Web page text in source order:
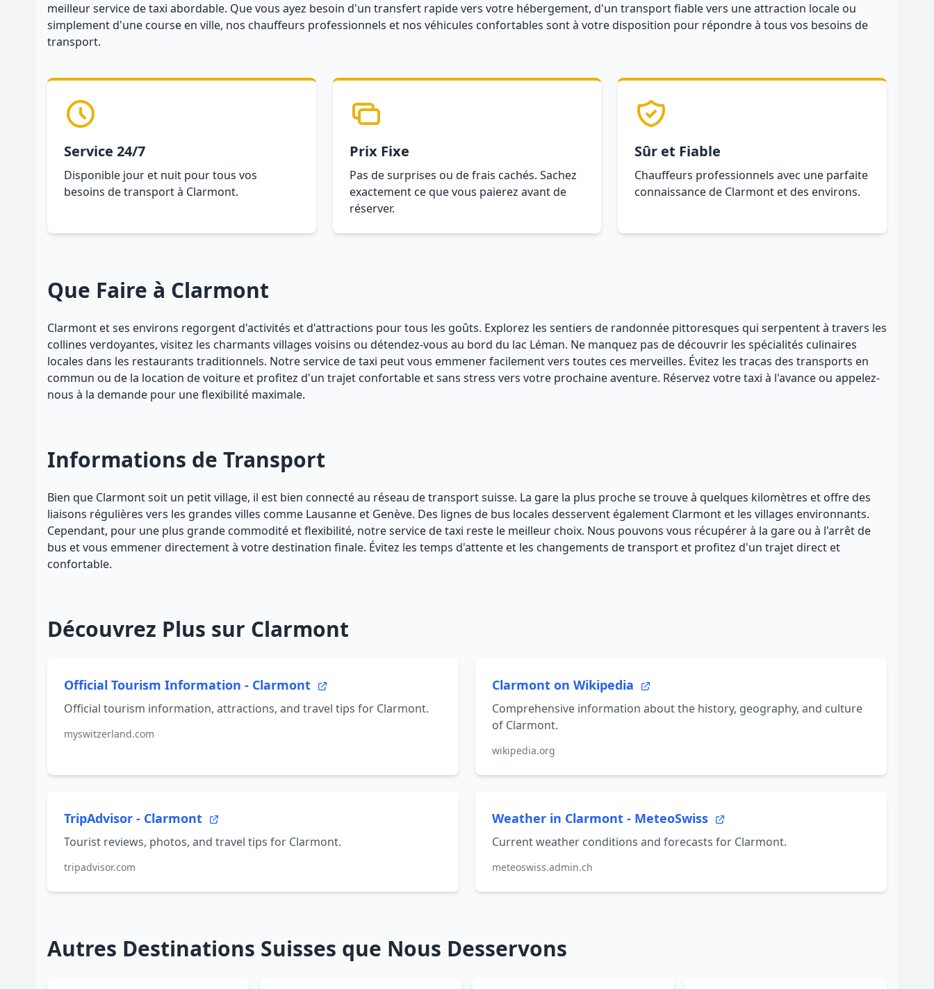
meilleur service de taxi abordable. Que vous ayez besoin d'un transfert rapide vers votre hébergement, d'un transport fiable vers une attraction locale ou
simplement d'une course en ville, nos chauffeurs professionnels et nos véhicules confortables sont à votre disposition pour répondre à tous vos besoins de
transport.
Service 24/7
Disponible jour et nuit pour tous vos
besoins de transport à Clarmont.
Prix Fixe
Pas de surprises ou de frais cachés. Sachez
exactement ce que vous paierez avant de
réserver.
Sûr et Fiable
Chauffeurs professionnels avec une parfaite
connaissance de Clarmont et des environs.
Que Faire à Clarmont
Clarmont et ses environs regorgent d'activités et d'attractions pour tous les goûts. Explorez les sentiers de randonnée pittoresques qui serpentent à travers les
collines verdoyantes, visitez les charmants villages voisins ou détendez-vous au bord du lac Léman. Ne manquez pas de découvrir les spécialités culinaires
locales dans les restaurants traditionnels. Notre service de taxi peut vous emmener facilement vers toutes ces merveilles. Évitez les tracas des transports en
commun ou de la location de voiture et profitez d'un trajet confortable et sans stress vers votre prochaine aventure. Réservez votre taxi à l'avance ou appelez-
nous à la demande pour une flexibilité maximale.
Informations de Transport
Bien que Clarmont soit un petit village, il est bien connecté au réseau de transport suisse. La gare la plus proche se trouve à quelques kilomètres et offre des
liaisons régulières vers les grandes villes comme Lausanne et Genève. Des lignes de bus locales desservent également Clarmont et les villages environnants.
Cependant, pour une plus grande commodité et flexibilité, notre service de taxi reste le meilleur choix. Nous pouvons vous récupérer à la gare ou à l'arrêt de
bus et vous emmener directement à votre destination finale. Évitez les temps d'attente et les changements de transport et profitez d'un trajet direct et
confortable.
Découvrez Plus sur Clarmont
Official Tourism Information - Clarmont
Official tourism information, attractions, and travel tips for Clarmont.
myswitzerland.com
Clarmont on Wikipedia
Comprehensive information about the history, geography, and culture
of Clarmont.
wikipedia.org
TripAdvisor - Clarmont
Tourist reviews, photos, and travel tips for Clarmont.
tripadvisor.com
Weather in Clarmont - MeteoSwiss
Current weather conditions and forecasts for Clarmont.
meteoswiss.admin.ch
Autres Destinations Suisses que Nous Desservons